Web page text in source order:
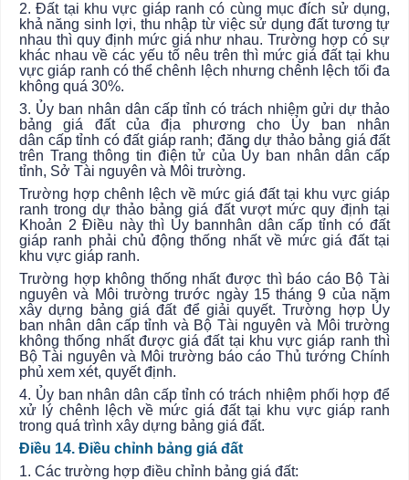
2. Đất tại khu vực giáp ranh có cùng mục đích sử dụng,
khả năng sinh lợi, thu nhập từ việc sử dụng đất tương tự
nhau thì quy định mức giá như nhau.Trường hợp có sự
khác nhau về các yếu tố nêu trên thì mức giá đất tại khu
vực giáp ranh có thể chênh lệch nhưng chênh lệch tối đa
không quá 30%.
3. Ủy ban nhân dân cấp tỉnh có trách nhiệm gửi dự thảo
bảng giá đất của địa phương cho Ủy ban nhân
dân cấptỉnh có đấtgiáp ranh; đăng dự thảo bảng giá đất
trên Trang thông tin điện tử của Ủy ban nhân dân cấp
tỉnh, Sở Tài nguyên và Môi trường.
Trường hợp chênh lệch về mức giá đất tại khu vực giáp
ranh trong dự thảo bảng giá đất vượt mức quy định tại
Khoản 2 Điều này thì Ủy bannhân dân cấp tỉnh có đất
giáp ranh phải chủ động thống nhất về mức giá đất tại
khu vực giáp ranh.
Trường hợp không thống nhất được thì báo cáo Bộ Tài
nguyên và Môi trường trước ngày 15 tháng 9 của năm
xây dựng bảng giá đất để giải quyết. Trường hợp Ủy
ban nhân dân cấp tỉnh và Bộ Tài nguyên và Môi trường
không thống nhất được giá đất tại khu vực giáp ranh thì
Bộ Tài nguyên và Môi trường báo cáo Thủ tướng Chính
phủ xem xét, quyết định.
4. Ủy ban nhân dân cấp tỉnh có trách nhiệm phối hợp để
xử lý chênh lệch về mức giá đất tại khu vực giáp ranh
trong quá trình xây dựng bảng giá đất.
Điều 14. Điều chỉnh bảng giá đất
1. Các trường hợp điều chỉnh bảng giá đất: